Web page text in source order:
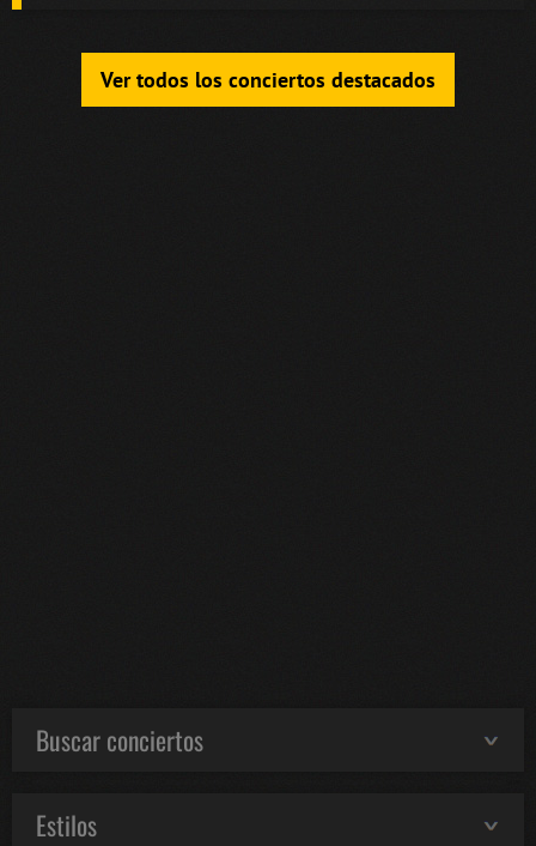
Ver todos los conciertos destacados
Buscar conciertos
Estilos